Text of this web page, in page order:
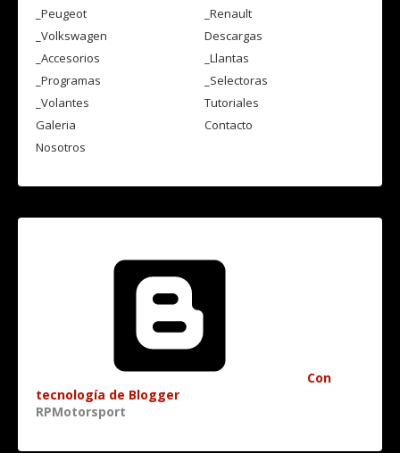
_Peugeot
_Renault
_Volkswagen
Descargas
_Accesorios
_Llantas
_Programas
_Selectoras
_Volantes
Tutoriales
Galeria
Contacto
Nosotros
Con
tecnología de Blogger
RPMotorsport